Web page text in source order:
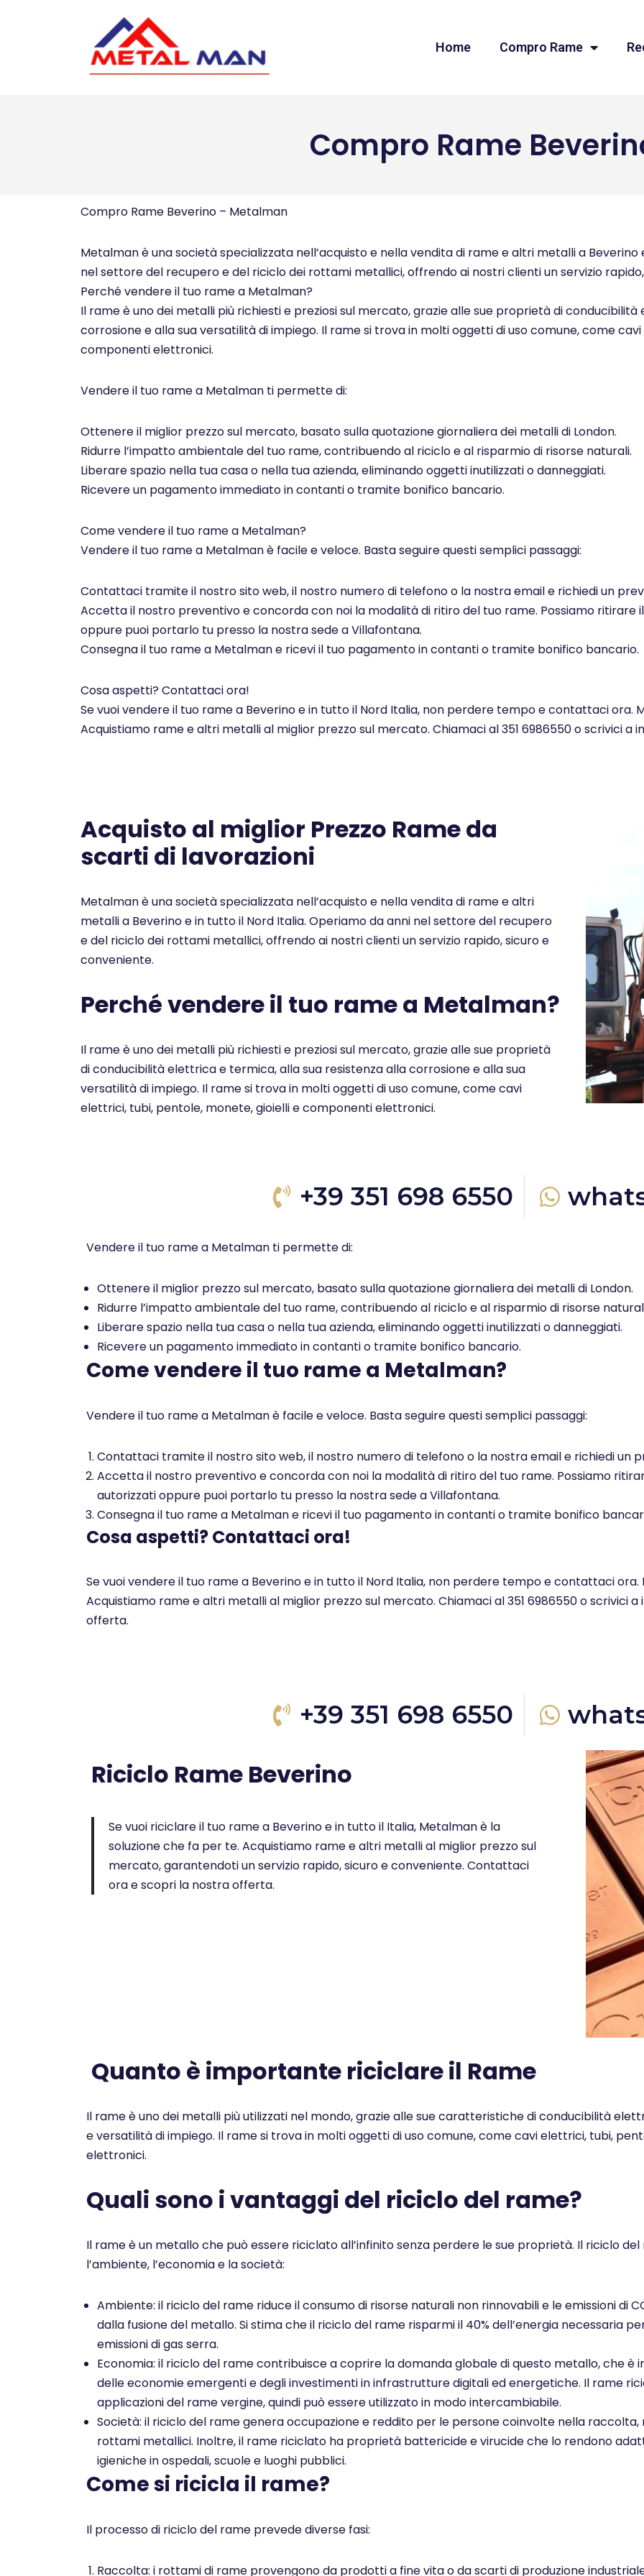
Home Compro Rame
Compro Rame
Compro Rame Beverino – Metalman
Metalman è una società specializzata nell’acquisto e nella vendita di rame e altri metalli a
nel settore del recupero e del riciclo dei rottami metallici, offrendo ai nostri clienti un servizio
Perché vendere il tuo rame a Metalman?
Il rame è uno dei metalli più richiesti e preziosi sul mercato, grazie alle sue proprietà di
corrosione e alla sua versatilità di impiego. Il rame si trova in molti oggetti di uso comune, come
componenti elettronici.
Vendere il tuo rame a Metalman ti permette di:
Ottenere il miglior prezzo sul mercato, basato sulla quotazione giornaliera dei metalli di London.
Ridurre l’impatto ambientale del tuo rame, contribuendo al riciclo e al risparmio di risorse naturali.
Liberare spazio nella tua casa o nella tua azienda, eliminando oggetti inutilizzati o danneggiati.
Ricevere un pagamento immediato in contanti o tramite bonifico bancario.
Come vendere il tuo rame a Metalman?
Vendere il tuo rame a Metalman è facile e veloce. Basta seguire questi semplici passaggi:
Contattaci tramite il nostro sito web, il nostro numero di telefono o la nostra email e richiedi un
Accetta il nostro preventivo e concorda con noi la modalità di ritiro del tuo rame. Possiamo ritirare
oppure puoi portarlo tu presso la nostra sede a Villafontana.
Consegna il tuo rame a Metalman e ricevi il tuo pagamento in contanti o tramite bonifico bancario.
Cosa aspetti? Contattaci ora!
Se vuoi vendere il tuo rame a Beverino e in tutto il Nord Italia, non perdere tempo e contattaci ora.
Acquistiamo rame e altri metalli al miglior prezzo sul mercato. Chiamaci al 351 6986550 o scrivici
Acquisto al miglior Prezzo Rame da
scarti di lavorazioni
Metalman è una società specializzata nell’acquisto e nella vendita di rame e altri
metalli a Beverino e in tutto il Nord Italia. Operiamo da anni nel settore del recupero
e del riciclo dei rottami metallici, offrendo ai nostri clienti un servizio rapido, sicuro e
conveniente.
Perché vendere il tuo rame a Metalman?
Il rame è uno dei metalli più richiesti e preziosi sul mercato, grazie alle sue proprietà
di conducibilità elettrica e termica, alla sua resistenza alla corrosione e alla sua
versatilità di impiego. Il rame si trova in molti oggetti di uso comune, come cavi
elettrici, tubi, pentole, monete, gioielli e componenti elettronici.
+39 351 698 6550
Vendere il tuo rame a Metalman ti permette di:
Ottenere il miglior prezzo sul mercato, basato sulla quotazione giornaliera dei metalli di London.
Ridurre l’impatto ambientale del tuo rame, contribuendo al riciclo e al risparmio di risorse
Liberare spazio nella tua casa o nella tua azienda, eliminando oggetti inutilizzati o danneggiati.
Ricevere un pagamento immediato in contanti o tramite bonifico bancario.
Come vendere il tuo rame a Metalman?
Vendere il tuo rame a Metalman è facile e veloce. Basta seguire questi semplici passaggi:
Contattaci tramite il nostro sito web, il nostro numero di telefono o la nostra email e richiedi un
Accetta il nostro preventivo e concorda con noi la modalità di ritiro del tuo rame. Possiamo
autorizzati oppure puoi portarlo tu presso la nostra sede a Villafontana.
Consegna il tuo rame a Metalman e ricevi il tuo pagamento in contanti o tramite bonifico
Cosa aspetti? Contattaci ora!
Se vuoi vendere il tuo rame a Beverino e in tutto il Nord Italia, non perdere tempo e contattaci
Acquistiamo rame e altri metalli al miglior prezzo sul mercato. Chiamaci al 351 6986550 o scrivici
offerta.
+39 351 698 6550
Riciclo Rame Beverino
Se vuoi riciclare il tuo rame a Beverino e in tutto il Italia, Metalman è la
soluzione che fa per te. Acquistiamo rame e altri metalli al miglior prezzo sul
mercato, garantendoti un servizio rapido, sicuro e conveniente. Contattaci
ora e scopri la nostra offerta.
Quanto è importante riciclare il Rame
Il rame è uno dei metalli più utilizzati nel mondo, grazie alle sue caratteristiche di conducibilità
e versatilità di impiego. Il rame si trova in molti oggetti di uso comune, come cavi elettrici, tubi,
elettronici.
Quali sono i vantaggi del riciclo del rame?
Il rame è un metallo che può essere riciclato all’infinito senza perdere le sue proprietà. Il riciclo
l’ambiente, l’economia e la società:
Ambiente: il riciclo del rame riduce il consumo di risorse naturali non rinnovabili e le emissioni di
dalla fusione del metallo. Si stima che il riciclo del rame risparmi il 40% dell’energia necessaria
emissioni di gas serra.
Economia: il riciclo del rame contribuisce a coprire la domanda globale di questo metallo, che
delle economie emergenti e degli investimenti in infrastrutture digitali ed energetiche. Il rame
applicazioni del rame vergine, quindi può essere utilizzato in modo intercambiabile.
Società: il riciclo del rame genera occupazione e reddito per le persone coinvolte nella
rottami metallici. Inoltre, il rame riciclato ha proprietà battericide e virucide che lo rendono
igieniche in ospedali, scuole e luoghi pubblici.
Come si ricicla il rame?
Il processo di riciclo del rame prevede diverse fasi:
Raccolta: i rottami di rame provengono da prodotti a fine vita o da scarti di produzione